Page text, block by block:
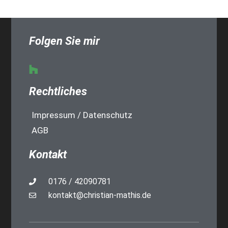
Folgen Sie mir
Rechtliches
Impressum / Datenschutz
AGB
Kontakt
0176 / 42090781
kontakt@christian-mathis.de